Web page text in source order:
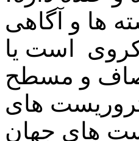
با این دانسته ها و آگاهی
کروی است یا
های